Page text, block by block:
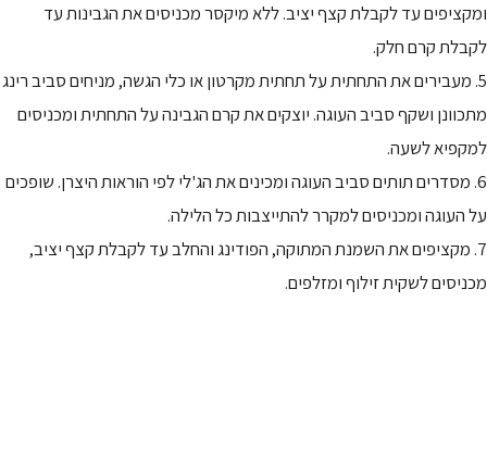
ומקציפים עד לקבלת קצף יציב. ללא מיקסר מכניסים את הגבינות עד
לקבלת קרם חלק.
5. מעבירים את התחתית על תחתית מקרטון או כלי הגשה, מניחים סביב רינג
מתכוונן ושקף סביב העוגה. יוצקים את קרם הגבינה על התחתית ומכניסים
למקפיא לשעה.
6. מסדרים תותים סביב העוגה ומכינים את הג'לי לפי הוראות היצרן. שופכים
על העוגה ומכניסים למקרר להתייצבות כל הלילה.
7. מקציפים את השמנת המתוקה, הפודינג והחלב עד לקבלת קצף יציב,
מכניסים לשקית זילוף ומזלפים.